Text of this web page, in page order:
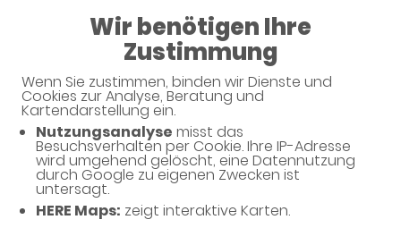
Wir benötigen Ihre
Zustimmung
Wenn Sie zustimmen, binden wir Dienste und
Cookies zur Analyse, Beratung und
Kartendarstellung ein.
Nutzungsanalyse misst das
Besuchsverhalten per Cookie. Ihre IP-Adresse
wird umgehend gelöscht, eine Datennutzung
durch Google zu eigenen Zwecken ist
untersagt.
HERE Maps: zeigt interaktive Karten.
08:30 - 19:00
Taubengarten-Apotheke
Haben Sie noch Fragen?
Dann schreiben Sie uns einfach eine Nachricht oder
rufen Sie uns direkt unter 06051 - 15313 an. Wir helfen